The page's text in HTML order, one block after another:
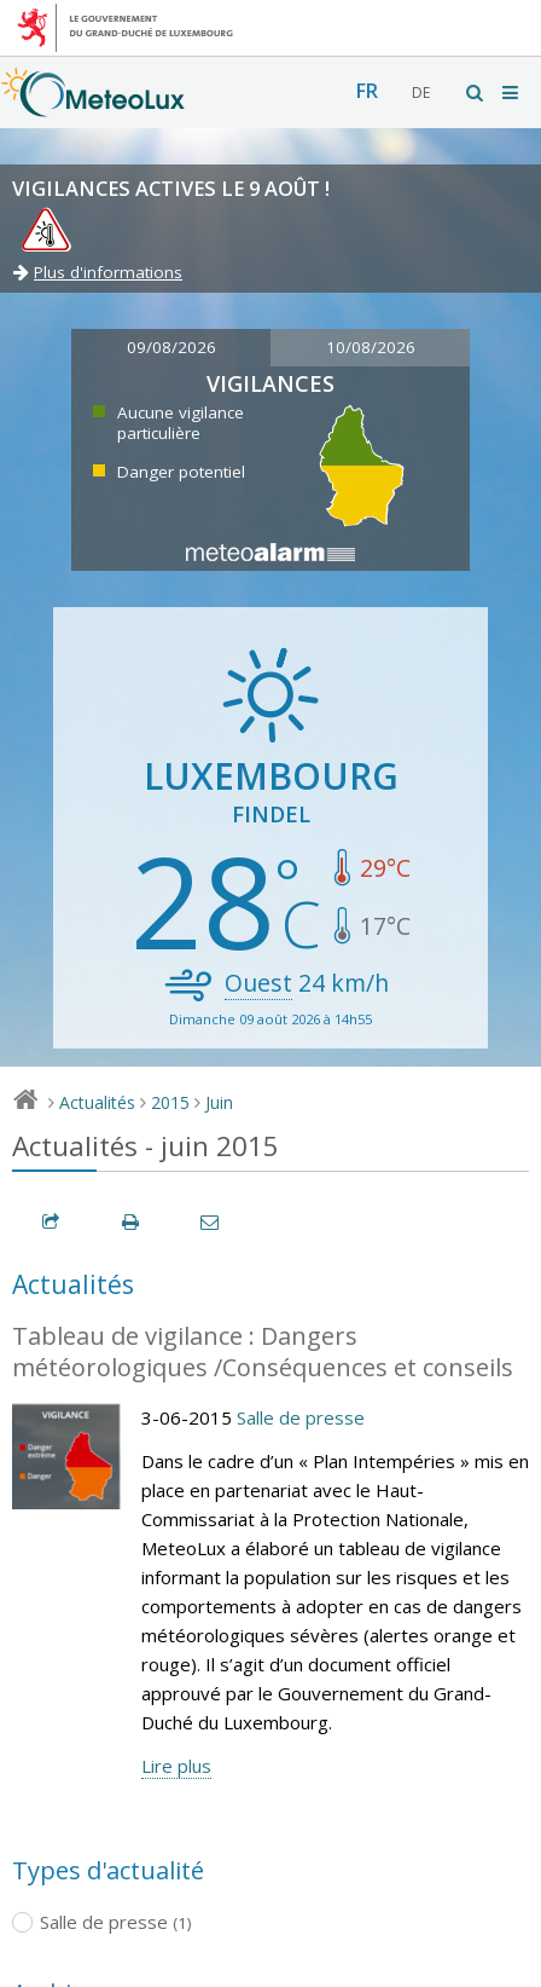
FR DE
VIGILANCES ACTIVES LE 9 AOÛT !
Plus d'informations
09/08/2026 10/08/2026
VIGILANCES
Aucune vigilance
particulière
Danger potentiel
LUXEMBOURG
FINDEL
28 29°C
17°C
Ouest 24 km/h
Dimanche 09 août 2026 à 14h55
> Actualités > 2015 > Juin
Actualités - juin 2015
Actualités
Tableau de vigilance : Dangers
météorologiques /Conséquences et conseils
3-06-2015 Salle de presse
Dans le cadre d’un « Plan Intempéries » mis en
place en partenariat avec le Haut-
Commissariat à la Protection Nationale,
MeteoLux a élaboré un tableau de vigilance
informant la population sur les risques et les
comportements à adopter en cas de dangers
météorologiques sévères (alertes orange et
rouge). Il s’agit d’un document officiel
approuvé par le Gouvernement du Grand-
Duché du Luxembourg.
Lire plus
Types d'actualité
Salle de presse (1)